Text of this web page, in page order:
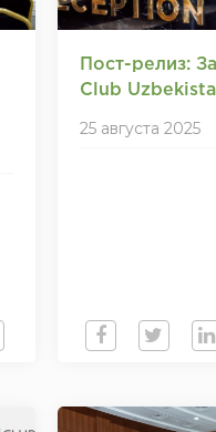
Пост-релиз:
Club
25 августа 2025